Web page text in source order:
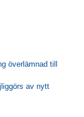
överlämnad till
av nytt